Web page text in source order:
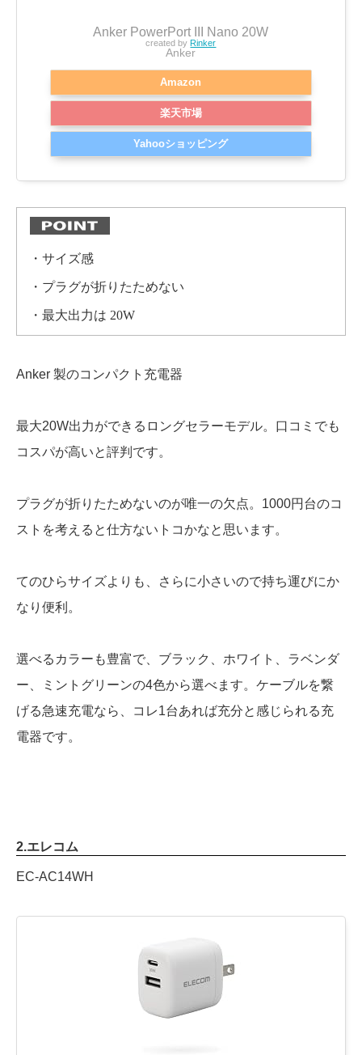
Anker PowerPort III Nano 20W
created byRinker
Anker
Amazon
楽天市場
Yahooショッピング
・サイズ感
・プラグが折りたためない
・最大出力は 20W
Anker 製のコンパクト充電器
最大20W出力ができるロングセラーモデル。 口コミでも
コスパが高いと評判です。
プラグが折りたためないのが唯一の欠点。1000円台のコ
ストを考えると仕方ないトコかなと思います。
てのひらサイズよりも、さらに小さいので持ち運びにか
なり便利。
選べるカラーも豊富で、ブラック、ホワイト、ラベンダ
ー、ミントグリーンの4色から選べます。 ケーブルを繋
げる急速充電なら、コレ1台あれば充分と感じられる充
電器です。
2.エレコム
EC-AC14WH